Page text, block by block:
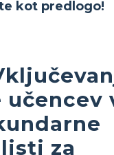
kot predlogo!
učencev
za